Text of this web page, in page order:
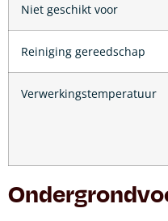
Niet geschikt voor
Reiniging gereedschap
Verwerkingstemperatuur